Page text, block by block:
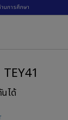
นการศึกษา
ได้